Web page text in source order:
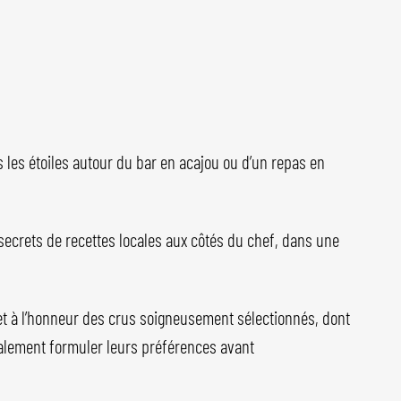
les étoiles autour du bar en acajou ou d’un repas en
de recettes locales aux côtés du chef, dans une
l’honneur des crus soigneusement sélectionnés, dont
formuler leurs préférences avant